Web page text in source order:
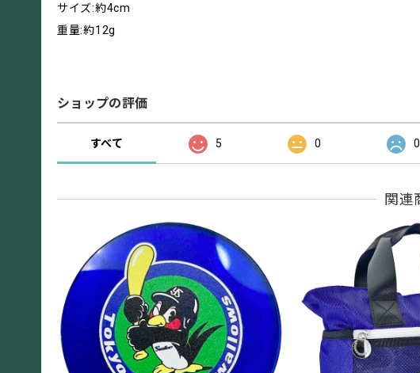
サイズ:約4cm
重量:約12g
ショップの評価
すべて 5 0 0
関連